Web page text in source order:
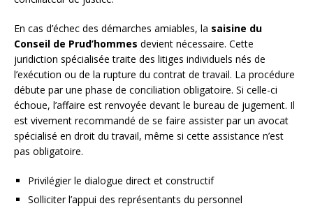
En cas d’échec des démarches amiables, la saisine du
Conseil de Prud’hommes devient nécessaire. Cette
juridiction spécialisée traite des litiges individuels nés de
l’exécution ou de la rupture du contrat de travail. La procédure
débute par une phase de conciliation obligatoire. Si celle-ci
échoue, l’affaire est renvoyée devant le bureau de jugement. Il
est vivement recommandé de se faire assister par un avocat
spécialisé en droit du travail, même si cette assistance n’est
pas obligatoire.
Privilégier le dialogue direct et constructif
Solliciter l’appui des représentants du personnel